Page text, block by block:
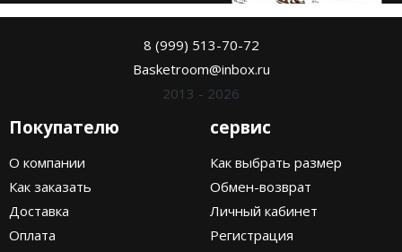
8 (999) 513-70-72
Basketroom@inbox.ru
2013 - 2026
Покупателю
О компании
Как заказать
Доставка
Оплата
сервис
Как выбрать размер
Обмен-возврат
Личный кабинет
Регистрация